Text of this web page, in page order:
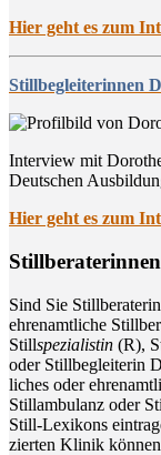
Hier geht es zum
Stillbegleiterinnen
Interview mit
Deutschen
Hier geht es zum
Sind Sie
ehren­amt­li­che
Stillspe­zia­lis­tin (R),
oder Still­be­glei­te­rin
li­ches oder
Still­am­bu­lanz oder
Still-Lexi­kons
zier­ten Kli­nik